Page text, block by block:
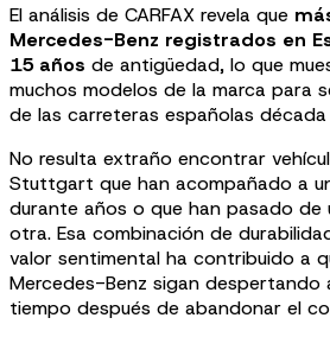
El análisis de CARFAX revela que
Mercedes-Benz registrados en
15 años de antigüedad, lo que
muchos modelos de la marca para
de las carreteras españolas
No resulta extraño encontrar
Stuttgart que han acompañado a
durante años o que han pasado de
otra. Esa combinación de
valor sentimental ha contribuido a
Mercedes-Benz sigan despertando
tiempo después de abandonar el